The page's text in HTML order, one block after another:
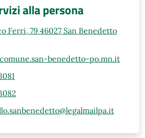
alla persona
Ferri, 79 46027 San Benedetto
benedetto-po.mn.it